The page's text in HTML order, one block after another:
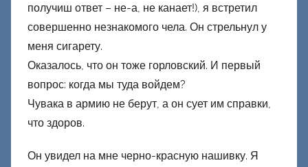
получиш ответ – не-а, не канает!), я встретил
совершенно незнакомого чела. Он стрельнул у
меня сигарету.
Оказалось, что он тоже горловский. И первый
вопрос: когда мы туда войдем?
Чувака в армию не берут, а он сует им справки,
что здоров.
Он увидел на мне черно-красную нашивку. Я